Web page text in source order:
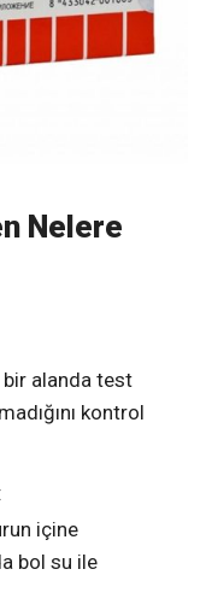
Nelere
alanda test
kontrol
:
içine
bol su ile